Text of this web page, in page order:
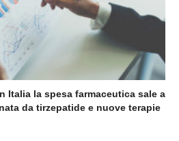
Italia la spesa farmaceutica sale a
da tirzepatide e nuove terapie